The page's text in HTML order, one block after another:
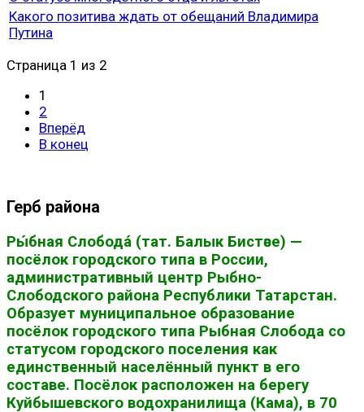
Какого позитива ждать от обещаний Владимира
Путина
Страница 1 из 2
1
2
Вперёд
В конец
Герб района
Ры́бная Слобода́ (тат. Балык Бистәсе) —
посёлок городского типа в России,
административный центр Рыбно-
Слободского района Республики Татарстан.
Образует муниципальное образование
посёлок городского типа Рыбная Слобода со
статусом городского поселения как
единственный населённый пункт в его
составе. Посёлок расположен на берегу
Куйбышевского водохранилища (Кама), в 70